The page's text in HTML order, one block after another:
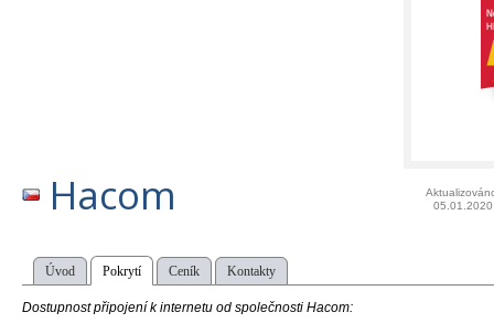
Hacom
05.01.2020
Úvod Pokrytí Ceník Kontakty
Dostupnost připojení k internetu od společnosti Hacom: